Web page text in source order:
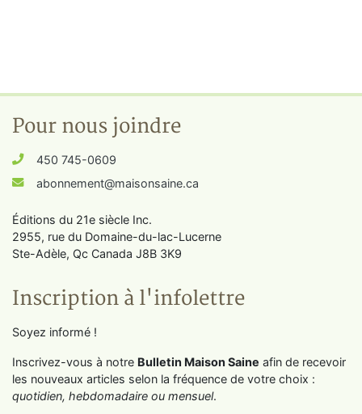
Pour nous joindre
450 745-0609
abonnement@maisonsaine.ca
Éditions du 21e siècle Inc.
2955, rue du Domaine-du-lac-Lucerne
Ste-Adèle, Qc Canada J8B 3K9
Inscription à l'infolettre
Soyez informé !
Inscrivez-vous à notre Bulletin Maison Saine afin de recevoir
les nouveaux articles selon la fréquence de votre choix :
quotidien, hebdomadaire ou mensuel.